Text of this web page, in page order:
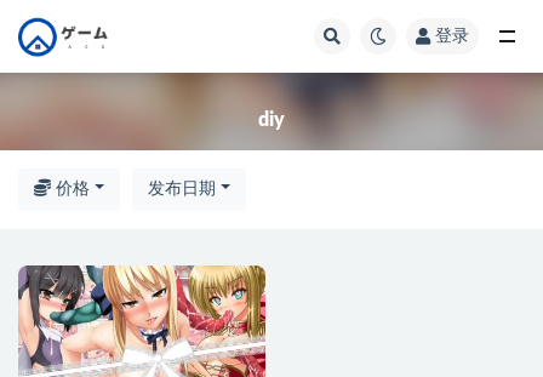
登录
diy
价格 发布日期